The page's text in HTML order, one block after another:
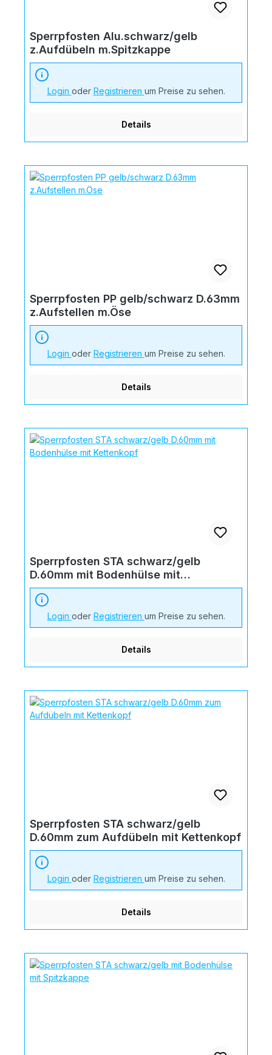
Sperrpfosten Alu.schwarz/gelb
z.Aufdübeln m.Spitzkappe
Login oder Registrieren um Preise zu sehen.
Details
Sperrpfosten PP gelb/schwarz D.63mm
z.Aufstellen m.Öse
Login oder Registrieren um Preise zu sehen.
Details
Sperrpfosten STA schwarz/gelb
D.60mm mit Bodenhülse mit
Kettenkopf
Login oder Registrieren um Preise zu sehen.
Details
Sperrpfosten STA schwarz/gelb
D.60mm zum Aufdübeln mit Kettenkopf
Login oder Registrieren um Preise zu sehen.
Details